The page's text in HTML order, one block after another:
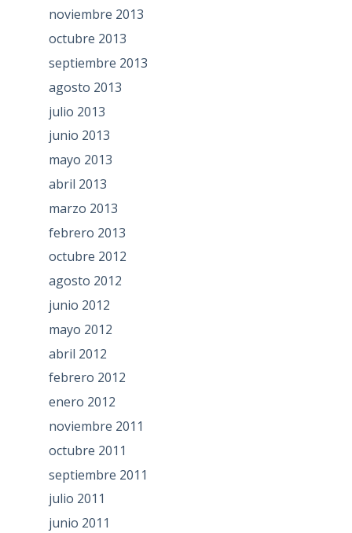
noviembre 2013
octubre 2013
septiembre 2013
agosto 2013
julio 2013
junio 2013
mayo 2013
abril 2013
marzo 2013
febrero 2013
octubre 2012
agosto 2012
junio 2012
mayo 2012
abril 2012
febrero 2012
enero 2012
noviembre 2011
octubre 2011
septiembre 2011
julio 2011
junio 2011